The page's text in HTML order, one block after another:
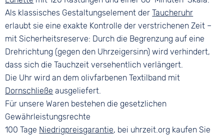
Als klassisches Gestaltungselement derTaucheruhr
erlaubt sie eine exakte Kontrolle der verstrichenen Zeit –
mit Sicherheitsreserve: Durch die Begrenzung auf eine
Drehrichtung (gegen den Uhrzeigersinn) wird verhindert,
dass sich die Tauchzeit versehentlich verlängert.
Die Uhr wird an dem olivfarbenen Textilband mit
Dornschließe ausgeliefert.
Für unsere Waren bestehen die gesetzlichen
Gewährleistungsrechte
100 Tage Niedrigpreisgarantie, bei uhrzeit.org kaufen Sie